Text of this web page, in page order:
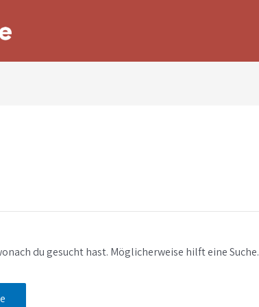
du gesucht hast. Möglicherweise hilft eine Suche.